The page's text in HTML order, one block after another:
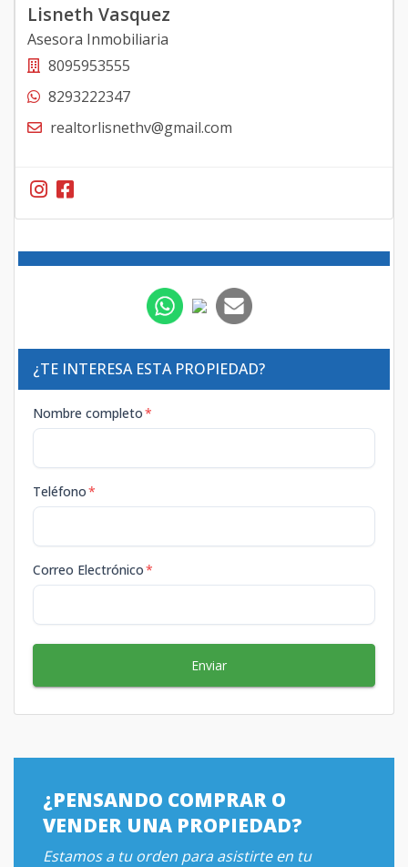
Lisneth Vasquez
Asesora Inmobiliaria
8095953555
8293222347
realtorlisnethv@gmail.com
¿TE INTERESA ESTA PROPIEDAD?
Nombre completo*
Teléfono*
Correo Electrónico*
Enviar
¿PENSANDO COMPRAR O
VENDER UNA PROPIEDAD?
Estamos a tu orden para asistirte en tu